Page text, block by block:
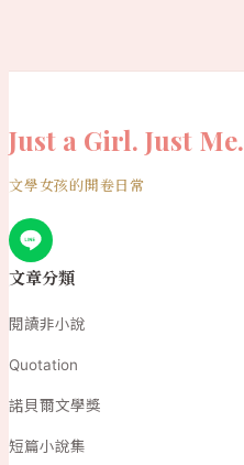
Just a Girl. Just Me.
文學女孩的開卷日常
文章分類
閱讀非小說
Quotation
諾貝爾文學獎
短篇小說集